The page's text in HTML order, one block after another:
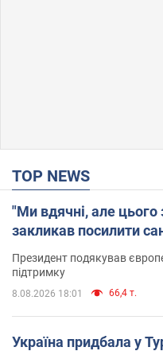
TOP NEWS
"Ми вдячні, але
закликав посилити
Президент подякував
підтримку
8.08.2026 18:01 66,4 т.
Україна придбала у